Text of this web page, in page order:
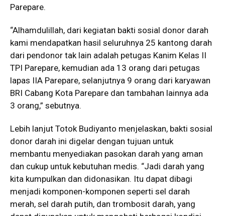
Parepare.
“Alhamdulillah, dari kegiatan bakti sosial donor darah
kami mendapatkan hasil seluruhnya 25 kantong darah
dari pendonor tak lain adalah petugas Kanim Kelas II
TPI Parepare, kemudian ada 13 orang dari petugas
lapas IIA Parepare, selanjutnya 9 orang dari karyawan
BRI Cabang Kota Parepare dan tambahan lainnya ada
3 orang,” sebutnya.
Lebih lanjut Totok Budiyanto menjelaskan, bakti sosial
donor darah ini digelar dengan tujuan untuk
membantu menyediakan pasokan darah yang aman
dan cukup untuk kebutuhan medis. “Jadi darah yang
kita kumpulkan dan didonasikan. Itu dapat dibagi
menjadi komponen-komponen seperti sel darah
merah, sel darah putih, dan trombosit darah, yang